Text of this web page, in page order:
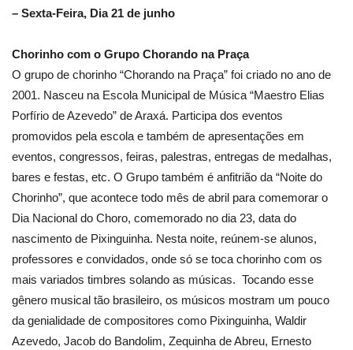
– Sexta-Feira, Dia 21 de junho
Chorinho com o Grupo Chorando na Praça
O grupo de chorinho “Chorando na Praça” foi criado no ano de
2001. Nasceu na Escola Municipal de Música “Maestro Elias
Porfírio de Azevedo” de Araxá. Participa dos eventos
promovidos pela escola e também de apresentações em
eventos, congressos, feiras, palestras, entregas de medalhas,
bares e festas, etc. O Grupo também é anfitrião da “Noite do
Chorinho”, que acontece todo mês de abril para comemorar o
Dia Nacional do Choro, comemorado no dia 23, data do
nascimento de Pixinguinha. Nesta noite, reúnem-se alunos,
professores e convidados, onde só se toca chorinho com os
mais variados timbres solando as músicas. Tocando esse
gênero musical tão brasileiro, os músicos mostram um pouco
da genialidade de compositores como Pixinguinha, Waldir
Azevedo, Jacob do Bandolim, Zequinha de Abreu, Ernesto